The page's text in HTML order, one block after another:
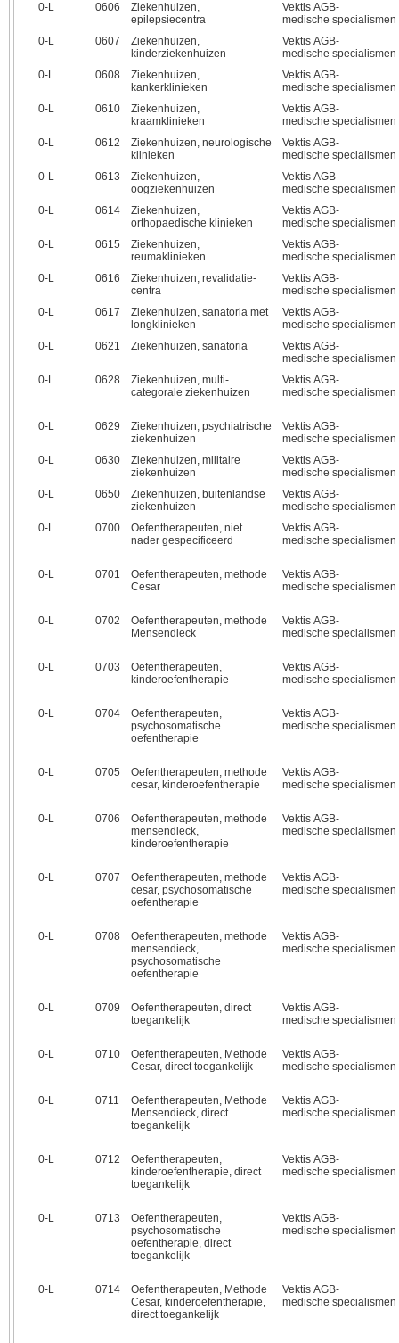
0‑L
0606
Ziekenhuizen,
epilepsiecentra
Vektis AGB-
medische specialismen
0‑L
0607
Ziekenhuizen,
kinderziekenhuizen
Vektis AGB-
medische specialismen
0‑L
0608
Ziekenhuizen,
kankerklinieken
Vektis AGB-
medische specialismen
0‑L
0610
Ziekenhuizen,
kraamklinieken
Vektis AGB-
medische specialismen
0‑L
0612
Ziekenhuizen, neurologische
klinieken
Vektis AGB-
medische specialismen
0‑L
0613
Ziekenhuizen,
oogziekenhuizen
Vektis AGB-
medische specialismen
0‑L
0614
Ziekenhuizen,
orthopaedische klinieken
Vektis AGB-
medische specialismen
0‑L
0615
Ziekenhuizen,
reumaklinieken
Vektis AGB-
medische specialismen
0‑L
0616
Ziekenhuizen, revalidatie-
centra
Vektis AGB-
medische specialismen
0‑L
0617
Ziekenhuizen, sanatoria met
longklinieken
Vektis AGB-
medische specialismen
0‑L
0621 Ziekenhuizen, sanatoria
Vektis AGB-
medische specialismen
0‑L
0628
Ziekenhuizen, multi-
categorale ziekenhuizen
Vektis AGB-
medische specialismen
0‑L 0629
Ziekenhuizen, psychiatrische
ziekenhuizen
Vektis AGB-
medische specialismen
0‑L
0630
Ziekenhuizen, militaire
ziekenhuizen
Vektis AGB-
medische specialismen
0‑L
0650
Ziekenhuizen, buitenlandse
ziekenhuizen
Vektis AGB-
medische specialismen
0‑L
0700
Oefentherapeuten, niet
nader gespecificeerd
Vektis AGB-
medische specialismen
0‑L 0701
Oefentherapeuten, methode
Cesar
Vektis AGB-
medische specialismen
0‑L 0702
Oefentherapeuten, methode
Mensendieck
Vektis AGB-
medische specialismen
0‑L 0703
Oefentherapeuten,
kinderoefentherapie
Vektis AGB-
medische specialismen
0‑L 0704
Oefentherapeuten,
psychosomatische
oefentherapie
Vektis AGB-
medische specialismen
0‑L 0705
Oefentherapeuten, methode
cesar, kinderoefentherapie
Vektis AGB-
medische specialismen
0‑L 0706
Oefentherapeuten, methode
mensendieck,
kinderoefentherapie
Vektis AGB-
medische specialismen
0‑L 0707
Oefentherapeuten, methode
cesar, psychosomatische
oefentherapie
Vektis AGB-
medische specialismen
0‑L 0708
Oefentherapeuten, methode
mensendieck,
psychosomatische
oefentherapie
Vektis AGB-
medische specialismen
0‑L 0709
Oefentherapeuten, direct
toegankelijk
Vektis AGB-
medische specialismen
0‑L 0710
Oefentherapeuten, Methode
Cesar, direct toegankelijk
Vektis AGB-
medische specialismen
0‑L 0711
Oefentherapeuten, Methode
Mensendieck, direct
toegankelijk
Vektis AGB-
medische specialismen
0‑L 0712
Oefentherapeuten,
kinderoefentherapie, direct
toegankelijk
Vektis AGB-
medische specialismen
0‑L 0713
Oefentherapeuten,
psychosomatische
oefentherapie, direct
toegankelijk
Vektis AGB-
medische specialismen
0‑L 0714
Oefentherapeuten, Methode
Cesar, kinderoefentherapie,
direct toegankelijk
Vektis AGB-
medische specialismen